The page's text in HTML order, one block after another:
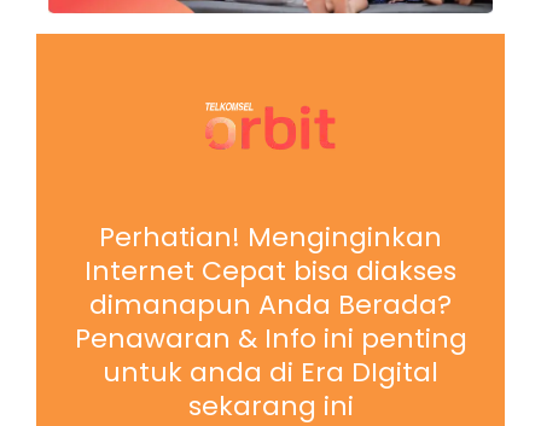
Perhatian! Menginginkan
Internet Cepat bisa diakses
dimanapun Anda Berada?
Penawaran & Info ini penting
untuk anda di Era DIgital
sekarang ini